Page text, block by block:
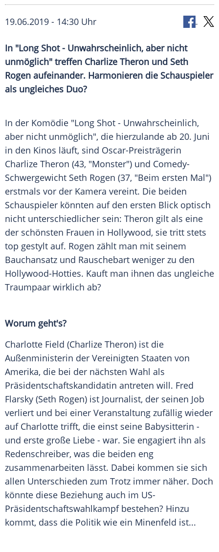
19.06.2019 - 14:30 Uhr
In "Long Shot - Unwahrscheinlich, aber nicht
unmöglich" treffen Charlize Theron und Seth
Rogen aufeinander. Harmonieren die Schauspieler
als ungleiches Duo?
In der Komödie "Long Shot - Unwahrscheinlich,
aber nicht unmöglich", die hierzulande ab 20. Juni
in den Kinos läuft, sind Oscar-Preisträgerin
Charlize Theron (43, "Monster") und Comedy-
Schwergewicht Seth Rogen (37, "Beim ersten Mal")
erstmals vor der Kamera vereint. Die beiden
Schauspieler könnten auf den ersten Blick optisch
nicht unterschiedlicher sein: Theron gilt als eine
der schönsten Frauen in Hollywood, sie tritt stets
top gestylt auf. Rogen zählt man mit seinem
Bauchansatz und Rauschebart weniger zu den
Hollywood-Hotties. Kauft man ihnen das ungleiche
Traumpaar wirklich ab?
Worum geht's?
Charlotte Field (Charlize Theron) ist die
Außenministerin der Vereinigten Staaten von
Amerika, die bei der nächsten Wahl als
Präsidentschaftskandidatin antreten will. Fred
Flarsky (Seth Rogen) ist Journalist, der seinen Job
verliert und bei einer Veranstaltung zufällig wieder
auf Charlotte trifft, die einst seine Babysitterin -
und erste große Liebe - war. Sie engagiert ihn als
Redenschreiber, was die beiden eng
zusammenarbeiten lässt. Dabei kommen sie sich
allen Unterschieden zum Trotz immer näher. Doch
könnte diese Beziehung auch im US-
Präsidentschaftswahlkampf bestehen? Hinzu
kommt, dass die Politik wie ein Minenfeld ist...